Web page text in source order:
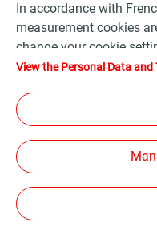
Conditions
Cookies
Les sites de la
In accordance with
measurement cookies
change your cookie
"Manage my cookies"
device. If you click on
required for the site to
more information, refer
Policy" page.
View the Personal Data and